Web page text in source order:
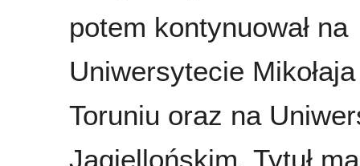
potem kontynuował na
Uniwersytecie
Toruniu oraz na
Jagiellońskim. Tytuł